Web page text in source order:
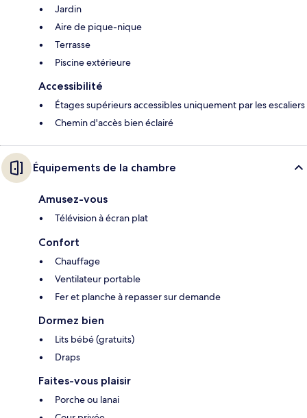
Jardin
Aire de pique-nique
Terrasse
Piscine extérieure
Accessibilité
Étages supérieurs accessibles uniquement par les escaliers
Chemin d'accès bien éclairé
Équipements de la chambre
Amusez-vous
Télévision à écran plat
Confort
Chauffage
Ventilateur portable
Fer et planche à repasser sur demande
Dormez bien
Lits bébé (gratuits)
Draps
Faites-vous plaisir
Porche ou lanai